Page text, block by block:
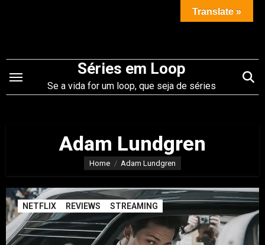
conteúdo
Séries em Loop
Se a vida for um loop, que seja de séries
Adam Lundgren
Home Adam Lundgren
NETFLIX REVIEWS STREAMING
Translate »